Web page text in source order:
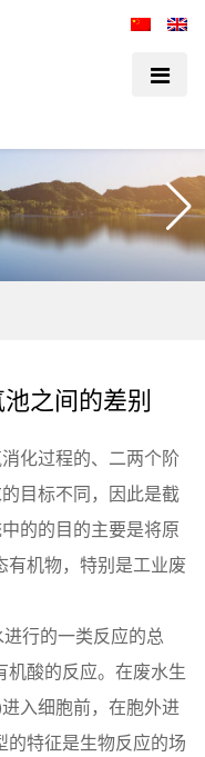
之间的差别
化过程的、二两个阶
目标不同，因此是截
的的目的主要是将原
有机物，特别是工业废
行的一类反应的总
酸的反应。在废水生
入细胞前，在胞外进
特征是生物反应的场